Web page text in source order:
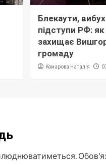
Блекаути,
підступи РФ: як
захищає
громаду
Комарова Наталія